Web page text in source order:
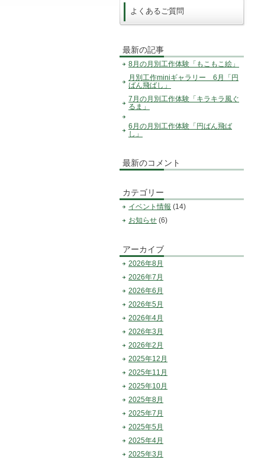
よくあるご質問
最新の記事
8月の月別工作体験「もこもこ絵」
月別工作miniギャラリー 6月「円
ばん飛ばし」
7月の月別工作体験「キラキラ風ぐ
るま」
6月の月別工作体験「円ばん飛ば
し」
最新のコメント
カテゴリー
イベント情報 (14)
お知らせ (6)
アーカイブ
2026年8月
2026年7月
2026年6月
2026年5月
2026年4月
2026年3月
2026年2月
2025年12月
2025年11月
2025年10月
2025年8月
2025年7月
2025年5月
2025年4月
2025年3月